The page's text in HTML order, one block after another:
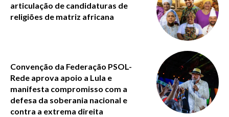
articulação de candidaturas de
religiões de matriz africana
Convenção da Federação PSOL-
Rede aprova apoio a Lula e
manifesta compromisso com a
defesa da soberania nacional e
contra a extrema direita